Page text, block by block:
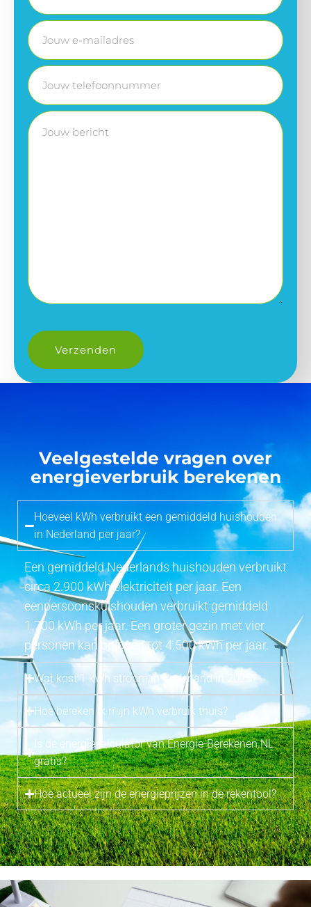
Veelgestelde vragen over
energieverbruik berekenen
Hoeveel kWh verbruikt een gemiddeld huishouden
in Nederland per jaar?
Een gemiddeld Nederlands huishouden verbruikt
circa 2.900 kWh elektriciteit per jaar. Een
eenpersoonskuishouden verbruikt gemiddeld
1.700 kWh per jaar. Een groter gezin met vier
personen kan oplopen tot 4.500 kWh per jaar.
Wat kost 1 kWh stroom in Nederland in 2025?
Hoe bereken ik mijn kWh verbruik thuis?
Is de energiecalculator van Energie-Berekenen.NL
gratis?
Hoe actueel zijn de energieprijzen in de rekentool?